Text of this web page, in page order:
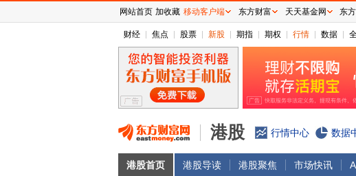
财经 焦点 股票 新股 期指 期权 行情 数据
港股 行情中心 数据
港股首页 港股导读 港股聚焦 市场快讯
网站首页 加收藏 移动客户端 东方财富 天天基金网 东